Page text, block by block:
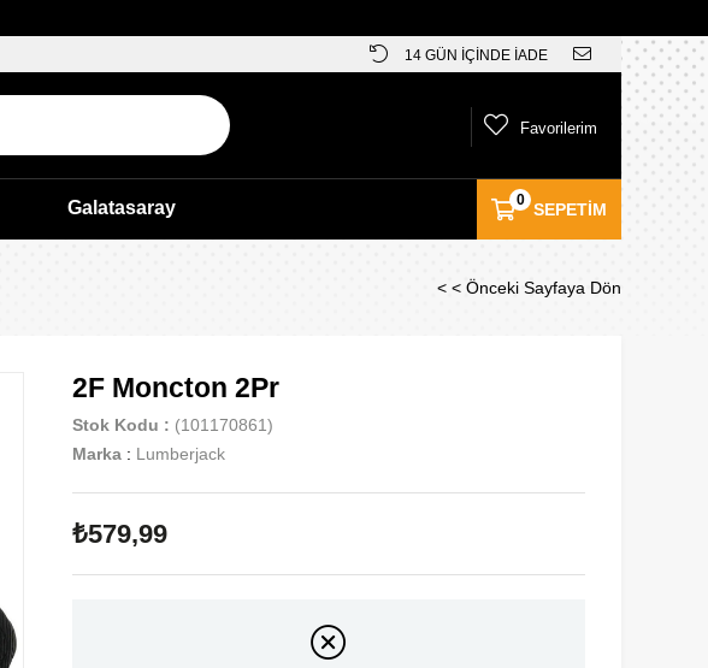
14 GÜN İÇİNDE İADE
SEPETIM
0
Favorilerim
Galatasaray
< < Önceki Sayfaya Dön
2F Moncton 2Pr
Stok Kodu
(101170861)
Marka : Lumberjack
₺579,99